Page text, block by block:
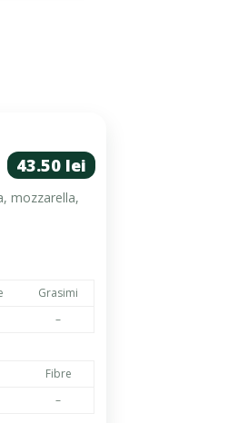
43.50 lei
mozzarella,
Grasimi
–
Fibre
–